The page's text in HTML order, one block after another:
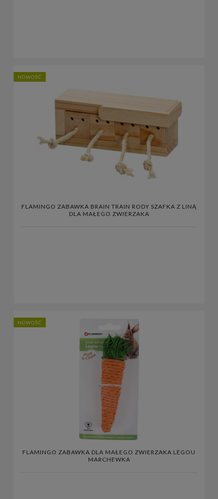
FLAMINGO ZABAWKA BRAIN TRAIN RODY SZAFKA Z LINĄ
DLA MAŁEGO ZWIERZAKA
NOWOŚĆ
FLAMINGO ZABAWKA DLA MAŁEGO ZWIERZAKA LEGOU
MARCHEWKA
NOWOŚĆ